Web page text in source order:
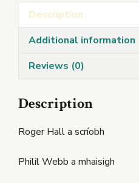
Description
Additional information
Reviews (0)
Description
Roger Hall a scríobh
Philil Webb a mhaisigh